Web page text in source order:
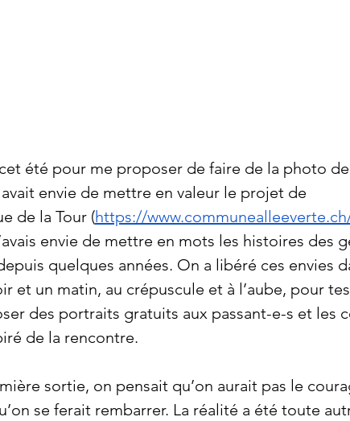
été pour me proposer de faire de la photo
envie de mettre en valeur le projet de
de la Tour (https://
envie de mettre en mots les histoires des
quelques années. On a libéré ces envies
et un matin, au crépuscule et à l’aube, pour
des portraits gratuits aux passant-e-s et les
de la rencontre.
sortie, on pensait qu’on aurait pas le
se ferait rembarrer. La réalité a été toute